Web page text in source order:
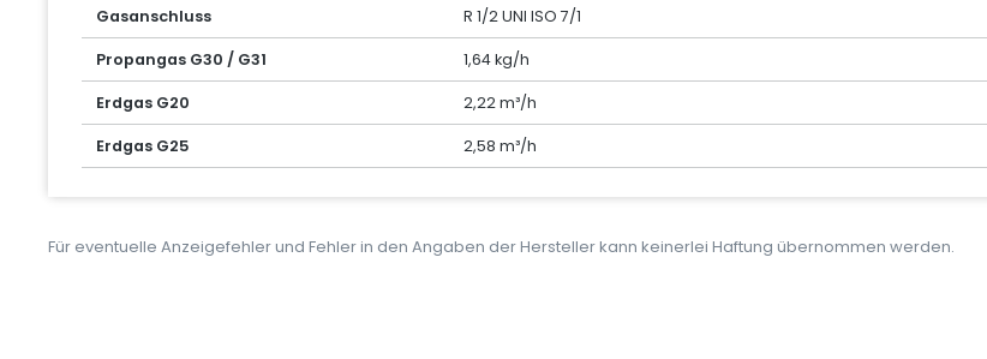
Gasanschluss R 1/2 UNI ISO 7/1
Propangas G30 / G31 1,64 kg/h
Erdgas G20 2,22 m³/h
Erdgas G25 2,58 m³/h
Für eventuelle Anzeigefehler und Fehler in den Angaben der Hersteller kann keinerlei Haftung übernommen werden.